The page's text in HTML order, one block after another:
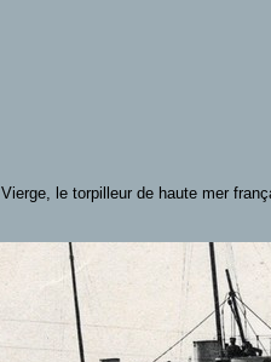
le torpilleur de haute mer